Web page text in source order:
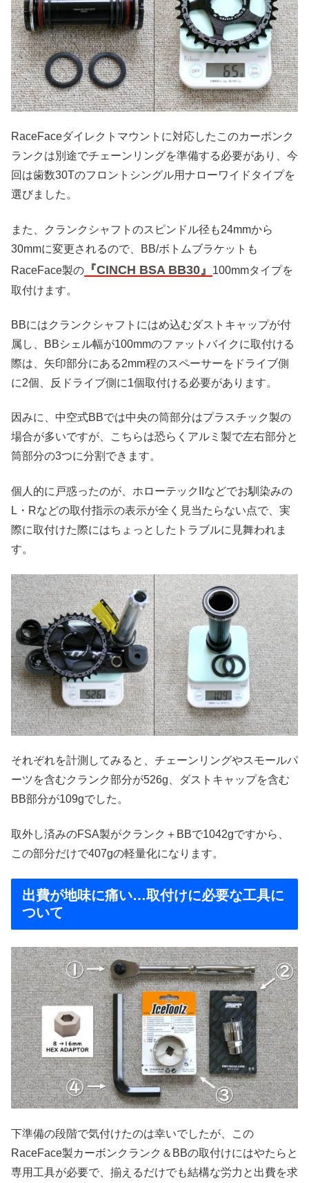
RaceFaceダイレクトマウントに対応したこのカーボンク
ランクは別途でチェーンリングを準備する必要があり、今
回は歯数30Tのフロントシングル用ナローワイドタイプを
選びました。
また、クランクシャフトのスピンドル径も24mmから
30mmに変更されるので、BB/ボトムブラケットも
RaceFace製の 『CINCH BSA BB30』
100mmタイプを
取付けます。
BBにはクランクシャフトにはめ込むダストキャップが付
属し、BBシェル幅が100mmのファットバイクに取付ける
際は、矢印部分にある2mm程のスペーサーをドライブ側
に2個、反ドライブ側に1個取付ける必要があります。
因みに、中空式BBでは中央の筒部分はプラスチック製の
場合が多いですが、こちらは恐らくアルミ製で左右部分と
筒部分の3つに分割できます。
個人的に戸惑ったのが、ホローテックIIなどでお馴染みの
L・Rなどの取付指示の表示が全く見当たらない点で、実
際に取付けた際にはちょっとしたトラブルに見舞われま
す。
それぞれを計測してみると、チェーンリングやスモールパ
ーツを含むクランク部分が526g、ダストキャップを含む
BB部分が109gでした。
取外し済みのFSA製がクランク＋BBで1042gですから、
この部分だけで407gの軽量化になります。
出費が地味に痛い…取付けに必要な工具に
ついて
下準備の段階で気付けたのは幸いでしたが、この
RaceFace製カーボンクランク＆BBの取付けにはやたらと
専用工具が必要で、揃えるだけでも結構な労力と出費を求